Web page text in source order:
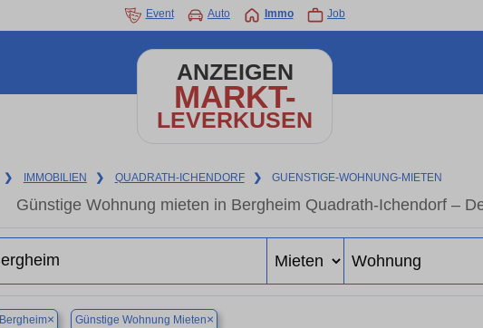
Event Auto Immo Job
ANZEIGEN
MARKT-
LEVERKUSEN
❯ IMMOBILIEN ❯ QUADRATH-ICHENDORF ❯ GUENSTIGE-WOHNUNG-MIETEN
Günstige Wohnung mieten in Bergheim Quadrath-Ichendorf –
Bergheim× Günstige Wohnung Mieten×